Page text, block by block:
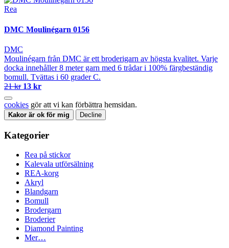
Rea
DMC Moulinégarn 0156
DMC
Moulinégarn från DMC är ett broderigarn av högsta kvalitet. Varje
docka innehåller 8 meter garn med 6 trådar i 100% färgbeständig
bomull. Tvättas i 60 grader C.
21 kr 13 kr
cookies gör att vi kan förbättra hemsidan.
Kakor är ok för mig Decline
Kategorier
Rea på stickor
Kalevala utförsälning
REA-korg
Akryl
Blandgarn
Bomull
Brodergarn
Broderier
Diamond Painting
Mer…